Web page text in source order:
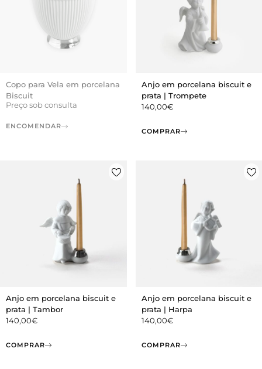
Copo para Vela em porcelana
Biscuit
Preço sob consulta
ENCOMENDAR
Anjo em porcelana biscuit e
prata | Trompete
140,00€
COMPRAR
Anjo em porcelana biscuit e
prata | Tambor
140,00€
COMPRAR
Anjo em porcelana biscuit e
prata | Harpa
140,00€
COMPRAR